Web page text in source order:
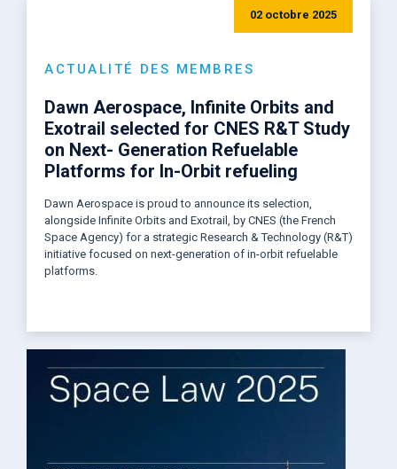
02 octobre 2025
ACTUALITÉ DES MEMBRES
Dawn Aerospace, Infinite Orbits and
Exotrail selected for CNES R&T Study
on Next- Generation Refuelable
Platforms for In-Orbit refueling
Dawn Aerospace is proud to announce its selection,
alongside Infinite Orbits and Exotrail, by CNES (the French
Space Agency) for a strategic Research & Technology (R&T)
initiative focused on next-generation of in-orbit refuelable
platforms.